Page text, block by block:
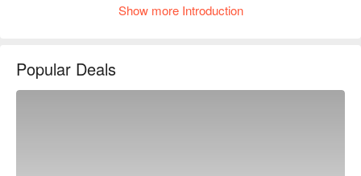
則以當地蔬菜為主。「 JUMBO STEAK HAN'S 」同時備有兒
冷藏後腿肉牛排：自開店以來長期受到眾人喜愛，最能代表「
JUMBO STEAK HAN'S 」牛排館的牛排！牛肉先由技巧純熟
Show more Introduction
Popular Deals